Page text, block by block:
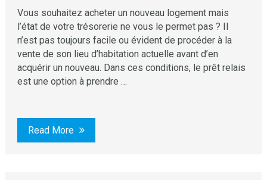
Vous souhaitez acheter un nouveau logement mais
l’état de votre trésorerie ne vous le permet pas ? Il
n’est pas toujours facile ou évident de procéder à la
vente de son lieu d’habitation actuelle avant d’en
acquérir un nouveau. Dans ces conditions, le prêt relais
est une option à prendre …
Read More